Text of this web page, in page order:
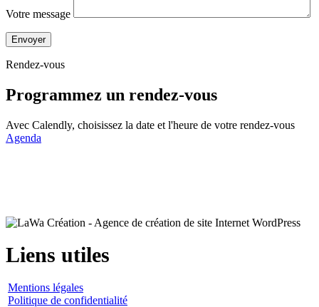
Votre message
Envoyer
Rendez-vous
Programmez un rendez-vous
Avec Calendly, choisissez la date et l'heure de votre rendez-vous
Agenda
Liens utiles
Mentions légales
Politique de confidentialité